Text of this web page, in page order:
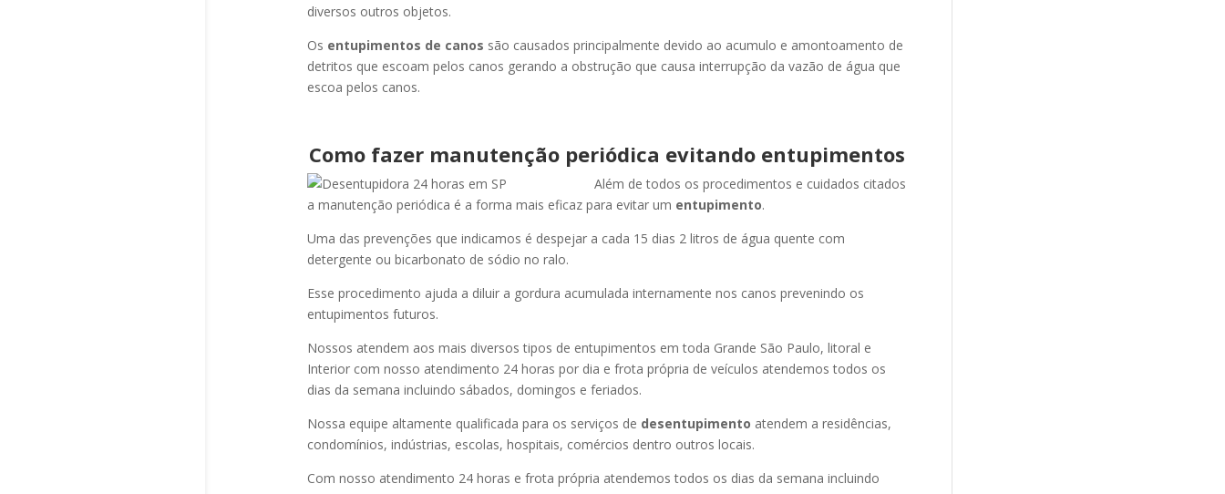
diversos outros objetos.
Os entupimentos de canos são causados principalmente devido ao acumulo e amontoamento de
detritos que escoam pelos canos gerando a obstrução que causa interrupção da vazão de água que
escoa pelos canos.
Como fazer manutenção periódica evitando entupimentos
Além de todos os procedimentos e cuidados citados
a manutenção periódica é a forma mais eficaz para evitar um entupimento.
Uma das prevenções que indicamos é despejar a cada 15 dias 2 litros de água quente com
detergente ou bicarbonato de sódio no ralo.
Esse procedimento ajuda a diluir a gordura acumulada internamente nos canos prevenindo os
entupimentos futuros.
Nossos atendem aos mais diversos tipos de entupimentos em toda Grande São Paulo, litoral e
Interior com nosso atendimento 24 horas por dia e frota própria de veículos atendemos todos os
dias da semana incluindo sábados, domingos e feriados.
Nossa equipe altamente qualificada para os serviços de desentupimento atendem a residências,
condomínios, indústrias, escolas, hospitais, comércios dentro outros locais.
Com nosso atendimento 24 horas e frota própria atendemos todos os dias da semana incluindo